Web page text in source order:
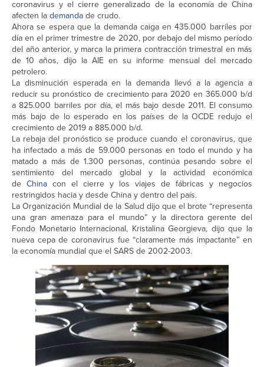
coronavirus y el cierre generalizado de la economía de China
afecten la demanda de crudo.
Ahora se espera que la demanda caiga en 435.000 barriles por
día en el primer trimestre de 2020, por debajo del mismo período
del año anterior, y marca la primera contracción trimestral en más
de 10 años, dijo la AIE en su informe mensual del mercado
petrolero.
La disminución esperada en la demanda llevó a la agencia a
reducir su pronóstico de crecimiento para 2020 en 365.000 b/d
a 825.000 barriles por día, el más bajo desde 2011. El consumo
más bajo de lo esperado en los países de la OCDE redujo el
crecimiento de 2019 a 885.000 b/d.
La rebaja del pronóstico se produce cuando el coronavirus, que
ha infectado a más de 59.000 personas en todo el mundo y ha
matado a más de 1.300 personas, continúa pesando sobre el
sentimiento del mercado global y la actividad económica
de China con el cierre y los viajes de fábricas y negocios
restringidos hacia y desde China y dentro del país.
La Organización Mundial de la Salud dijo que el brote “representa
una gran amenaza para el mundo” y la directora gerente del
Fondo Monetario Internacional, Kristalina Georgieva, dijo que la
nueva cepa de coronavirus fue “claramente más impactante” en
la economía mundial que el SARS de 2002-2003.